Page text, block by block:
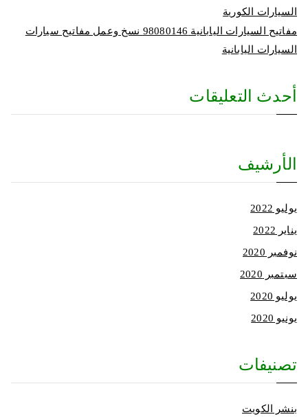
السيارات الكورية
مفاتيح السيارات اليابانية 98080146‬ نسخ وعمل مفاتيح سيارات
السيارات اليابانية
أحدث التعليقات
الأرشيف
يوليو 2022
يناير 2022
نوفمبر 2020
سبتمبر 2020
يوليو 2020
يونيو 2020
تصنيفات
بنشر الكويت